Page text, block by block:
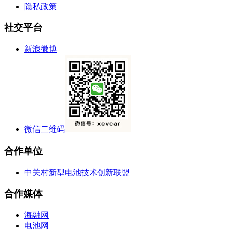
隐私政策
社交平台
新浪微博
微信二维码
合作单位
中关村新型电池技术创新联盟
合作媒体
海融网
电池网